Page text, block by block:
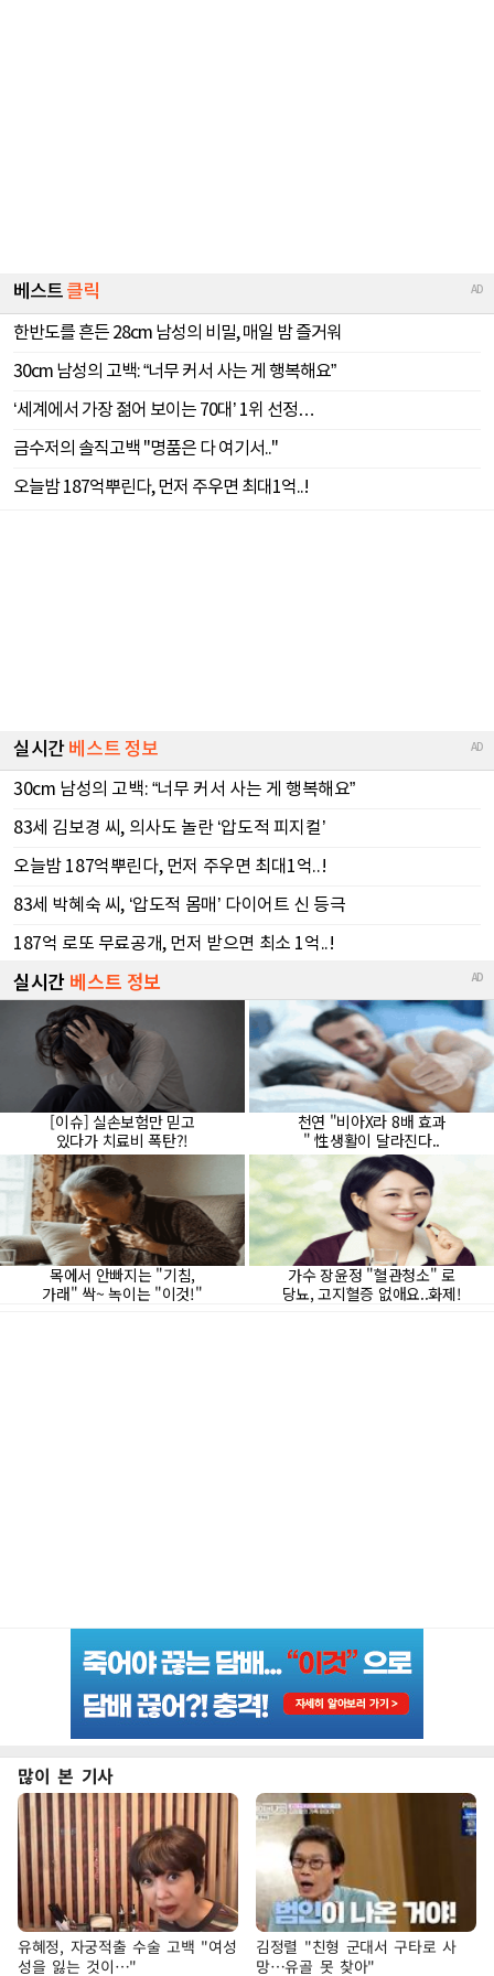
많이 본 기사
유혜정, 자궁적출 수술 고백 "여성
성을 잃는 것이…"
김정렬 "친형 군대서 구타로 사
망…유골 못 찾아"